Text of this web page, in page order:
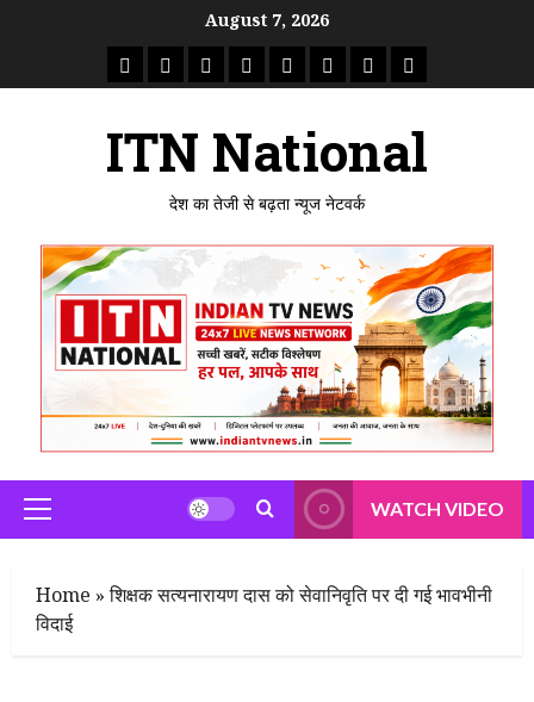
August 7, 2026
राष्ट्रीयताजा
उत्तर
मध्य
राजस्थान
पंजाब गुजरातमहाराष्ट्र
ITN National
देश का तेजी से बढ़ता न्यूज नेटवर्क
Primary
Menu
WATCH VIDEO
Home »शिक्षक सत्यनारायण दास को सेवानिवृति पर दी गई भावभीनी
विदाई